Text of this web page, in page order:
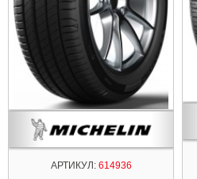
АРТИКУЛ:614936